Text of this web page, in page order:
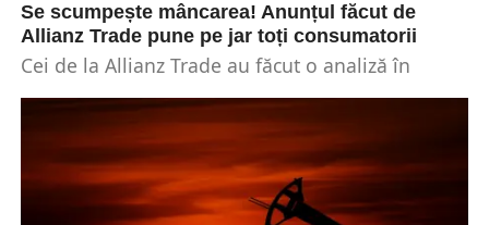
Se scumpește mâncarea! Anunțul făcut de
Allianz Trade pune pe jar toți consumatorii
Cei de la Allianz Trade au făcut o analiză în
România...